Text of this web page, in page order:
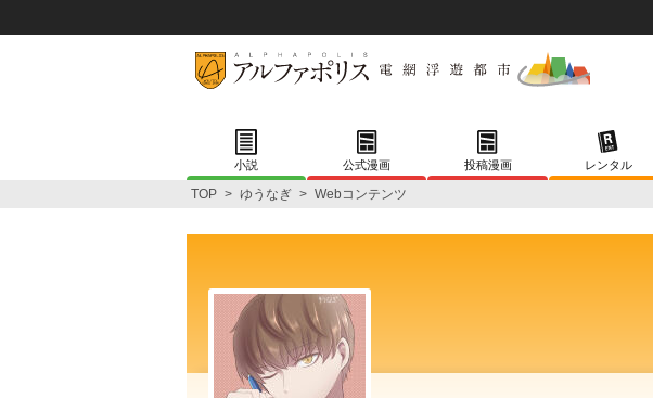
小説 公式漫画 投稿漫画 レンタル
TOP > ゆうなぎ > Webコンテンツ